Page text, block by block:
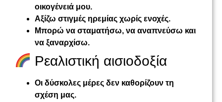
οικογένειά μου.
Αξίζω στιγμές ηρεμίας χωρίς ενοχές.
Μπορώ να σταματήσω, να αναπνεύσω και
να ξαναρχίσω.
Ρεαλιστική αισιοδοξία
Οι δύσκολες μέρες δεν καθορίζουν τη
σχέση μας.